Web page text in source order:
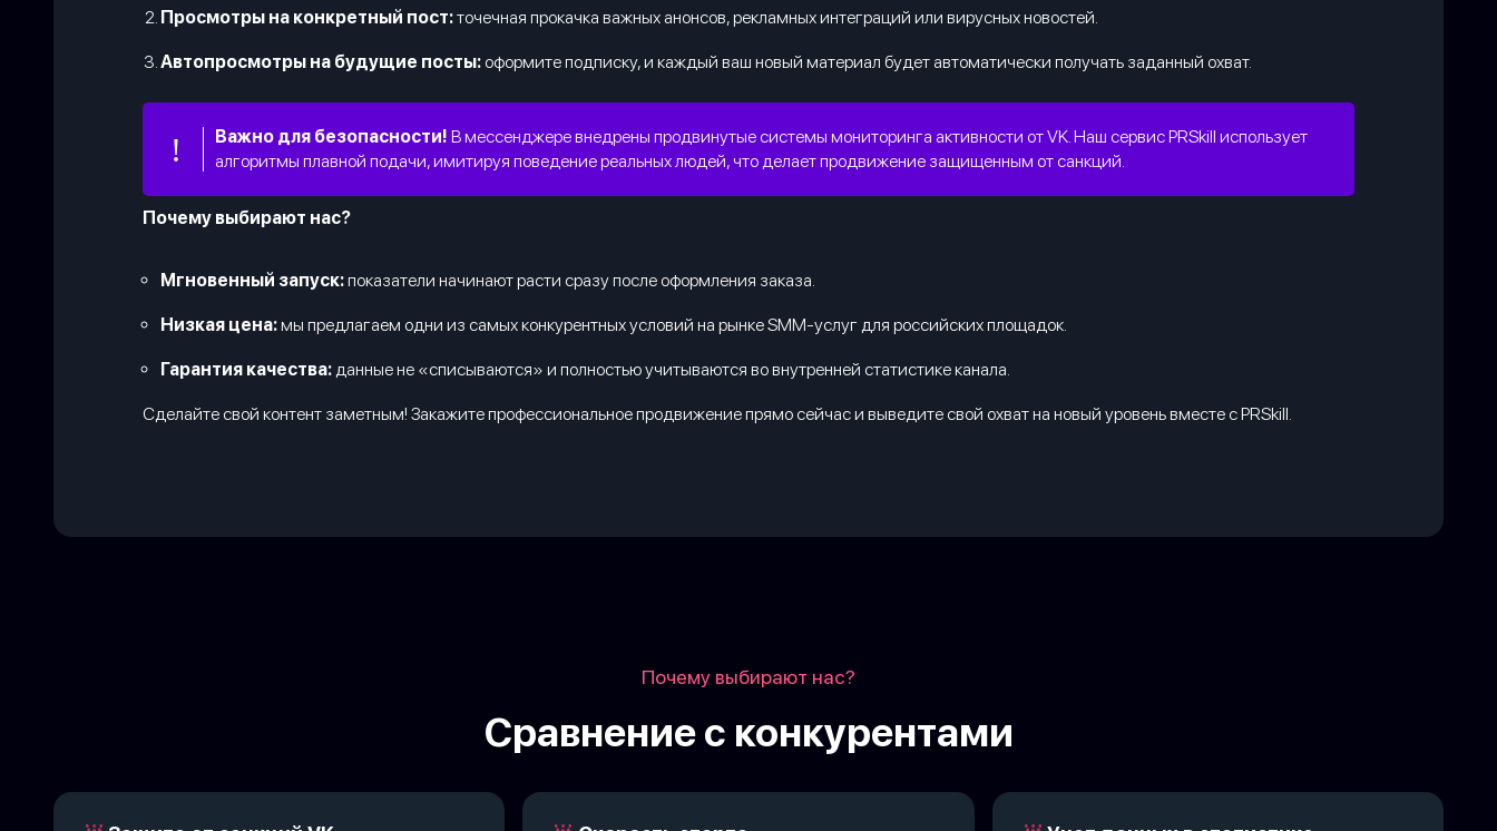
Просмотры на конкретный пост:точечная прокачка важных анонсов, рекламных интеграций или вирусных новостей.
Автопросмотры на будущие посты: оформите подписку, и каждый ваш новый материал будет автоматически получать заданный охват.
Важно для безопасности! В мессенджере внедрены продвинутые системы мониторинга активности от VK. Наш сервис PRSkill использует
алгоритмы плавной подачи, имитируя поведение реальных людей, что делает продвижение защищенным от санкций.
Почему выбирают нас?
Мгновенный запуск:показатели начинают расти сразу после оформления заказа.
Низкая цена:мы предлагаем одни из самых конкурентных условий на рынке SMM-услуг для российских площадок.
Гарантия качества: данные не «списываются» и полностью учитываются во внутренней статистике канала.
Сделайте свой контент заметным! Закажите профессиональное продвижение прямо сейчас и выведите свой охват на новый уровень вместе с PRSkill.
Почему выбирают нас?
Сравнение с конкурентами